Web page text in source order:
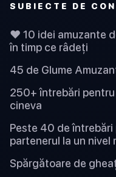
SUBIECTE DE
❤️ 10 idei amuzante
în timp ce râdeți
45 de Glume
250+ întrebări
cineva
Peste 40 de
partenerul la un nivel
Spărgătoare de